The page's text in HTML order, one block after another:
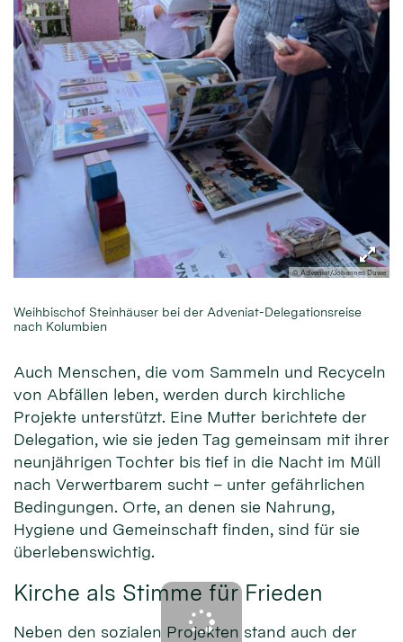
© Adveniat/Johannes Duwe
Weihbischof Steinhäuser bei der Adveniat-Delegationsreise
nach Kolumbien
Auch Menschen, die vom Sammeln und Recyceln
von Abfällen leben, werden durch kirchliche
Projekte unterstützt. Eine Mutter berichtete der
Delegation, wie sie jeden Tag gemeinsam mit ihrer
neunjährigen Tochter bis tief in die Nacht im Müll
nach Verwertbarem sucht – unter gefährlichen
Bedingungen. Orte, an denen sie Nahrung,
Hygiene und Gemeinschaft finden, sind für sie
überlebenswichtig.
Kirche als Stimme für Frieden
Neben den sozialen Projekten stand auch der